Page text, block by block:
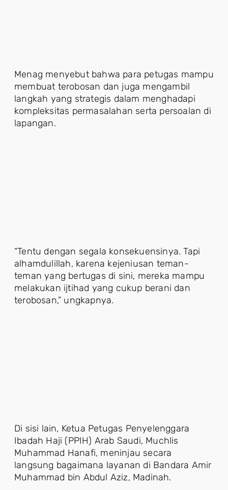
Menag menyebut bahwa para petugas mampu
membuat terobosan dan juga mengambil
langkah yang strategis dalam menghadapi
kompleksitas permasalahan serta persoalan di
lapangan.
“Tentu dengan segala konsekuensinya. Tapi
alhamdulillah, karena kejeniusan teman-
teman yang bertugas di sini, mereka mampu
melakukan ijtihad yang cukup berani dan
terobosan,” ungkapnya.
Di sisi lain, Ketua Petugas Penyelenggara
Ibadah Haji (PPIH) Arab Saudi, Muchlis
Muhammad Hanafi, meninjau secara
langsung bagaimana layanan di Bandara Amir
Muhammad bin Abdul Aziz, Madinah.